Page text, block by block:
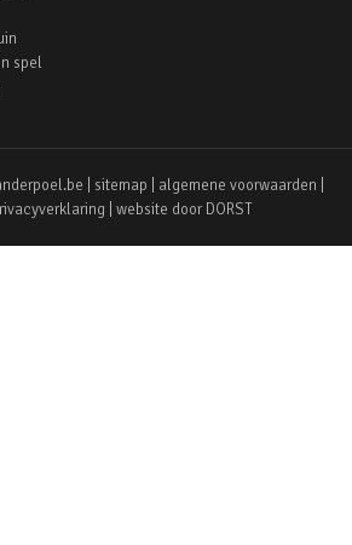
spel
| sitemap algemene voorwaarden
| website door DORST